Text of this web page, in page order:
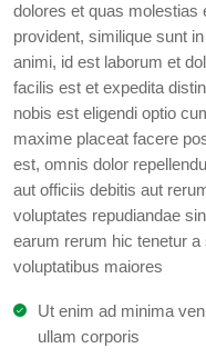
dolores et quas molestias
provident, similique sunt
animi, id est laborum et
facilis est et expedita
nobis est eligendi optio
maxime placeat facere
est, omnis dolor
aut officiis debitis aut
voluptates repudiandae
earum rerum hic tenetur
voluptatibus maiores
Ut enim ad minima
ullam corporis